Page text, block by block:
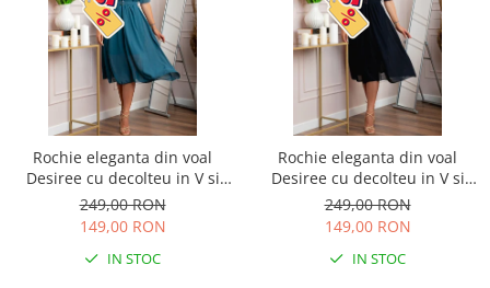
Rochie eleganta din voal
Desiree cu decolteu in V si
curea - Turcoaz
249,00 RON
149,00 RON
IN STOC
Rochie eleganta din voal
Desiree cu decolteu in V si
curea - Bleumarin
249,00 RON
149,00 RON
IN STOC